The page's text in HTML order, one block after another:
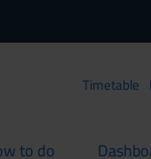
Timetable
to do